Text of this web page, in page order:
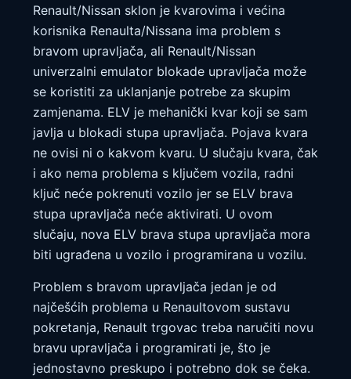
Renault/Nissan sklon je kvarovima i većina
korisnika Renaulta/Nissana ima problem s
bravom upravljača, ali Renault/Nissan
univerzalni emulator blokade upravljača može
se koristiti za uklanjanje potrebe za skupim
zamjenama. ELV je mehanički kvar koji se sam
javlja u blokadi stupa upravljača. Pojava kvara
ne ovisi ni o kakvom kvaru. U slučaju kvara, čak
i ako nema problema s ključem vozila, radni
ključ neće pokrenuti vozilo jer se ELV brava
stupa upravljača neće aktivirati. U ovom
slučaju, nova ELV brava stupa upravljača mora
biti ugrađena u vozilo i programirana u vozilu.
Problem s bravom upravljača jedan je od
najčešćih problema u Renaultovom sustavu
pokretanja, Renault trgovac treba naručiti novu
bravu upravljača i programirati je, što je
jednostavno preskupo i potrebno dok se čeka.